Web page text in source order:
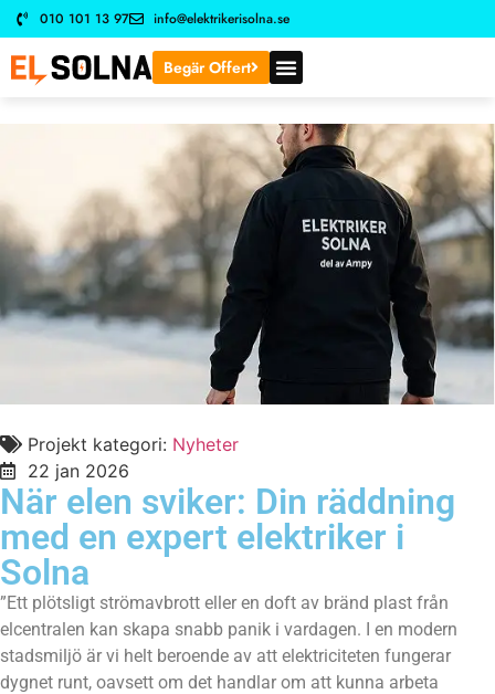
010 101 13 97 info@elektrikerisolna.se
Begär Offert
Projekt kategori: Nyheter
22 jan 2026
När elen sviker: Din räddning
med en expert elektriker i
Solna
”Ett plötsligt strömavbrott eller en doft av bränd plast från
elcentralen kan skapa snabb panik i vardagen. I en modern
stadsmiljö är vi helt beroende av att elektriciteten fungerar
dygnet runt, oavsett om det handlar om att kunna arbeta